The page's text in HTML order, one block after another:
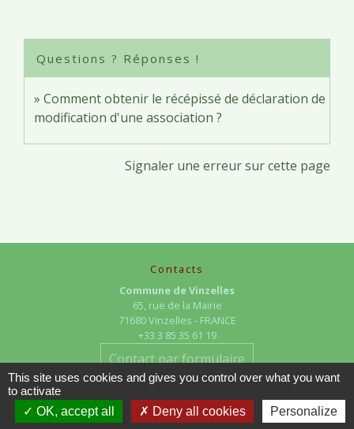
Questions ? Réponses !
Comment obtenir le récépissé de déclaration de
modification d'une association ?
Signaler une erreur sur cette page
Contacts
Commune de Vinzelles
65, rue de la Mairie
71680 Vinzelles - FRANCE
+33 3 85 35 61 19
Contact par formulaire
This site uses cookies and gives you control over what you want
to activate
OK, accept all
Deny all cookies Personalize